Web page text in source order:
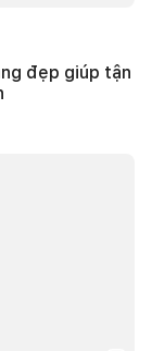
đẹp giúp tận